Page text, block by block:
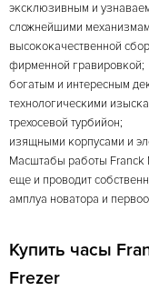
эксклюзивным и
сложнейшими
высококачественной
фирменной гравировкой;
богатым и интересным
технологическими
трехосевой турбийон;
изящными корпусами и
Масштабы работы Franck
еще и проводит
амплуа новатора и
Купить часы
Frezer